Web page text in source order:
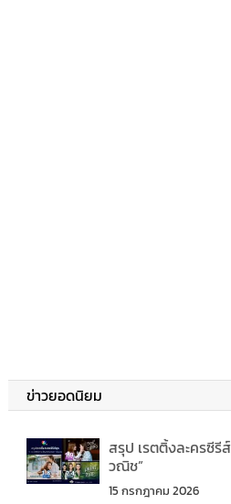
ข่าวยอดนิยม
สรุป เรตติ้งละครซีรี
วณิช”
15 กรกฎาคม 2026